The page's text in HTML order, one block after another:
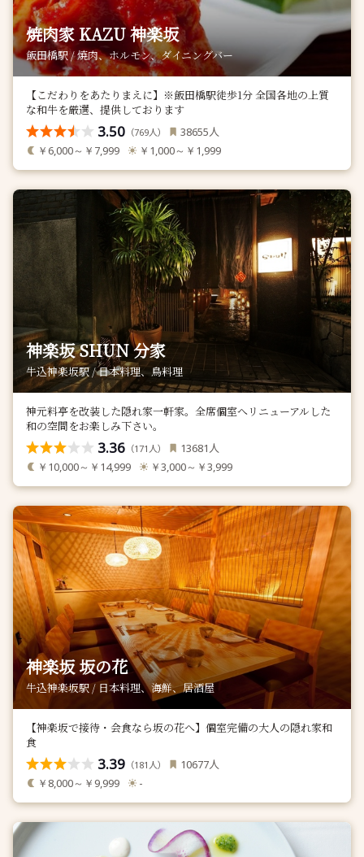
焼肉家 KAZU 神楽坂
飯田橋駅 / 焼肉、ホルモン、ダイニングバー
【こだわりをあたりまえに】※飯田橋駅徒歩1分 全国各地の上質
な和牛を厳選、提供しております
3.50 （769人） 38655人
￥6,000～￥7,999 ￥1,000～￥1,999
神楽坂 SHUN 分家
牛込神楽坂駅 / 日本料理、鳥料理
神元料亭を改装した隠れ家一軒家。全席個室へリニューアルした
和の空間をお楽しみ下さい。
3.36 （171 人） 13681 人
￥10,000～￥14,999 ￥3,000～￥3,999
神楽坂 坂の花
牛込神楽坂駅 / 日本料理、海鮮、居酒屋
【神楽坂で接待・会食なら坂の花へ】個室完備の大人の隠れ家和
食
3.39 （181 人） 10677人
￥8,000～￥9,999 -